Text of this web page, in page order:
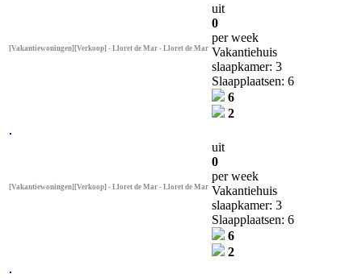
[Vakantiewoningen][Verkoop] - Lloret de Mar - Lloret de Mar
uit
0
per week
Vakantiehuis
slaapkamer: 3
Slaapplaatsen: 6
6
2
[Vakantiewoningen][Verkoop] - Lloret de Mar - Lloret de Mar
uit
0
per week
Vakantiehuis
slaapkamer: 3
Slaapplaatsen: 6
6
2